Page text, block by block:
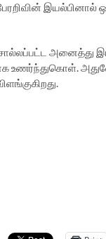
இயல்பினால்
அனைத்து
உணர்ந்துகொள்.